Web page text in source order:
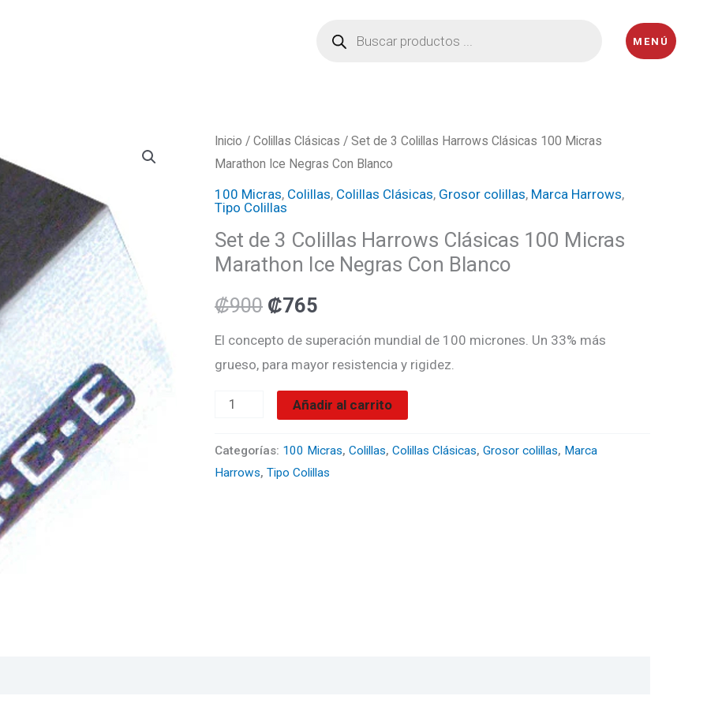
productos
MENÚ
Inicio / Colillas Clásicas / Set de 3 Colillas Harrows Clásicas 100 Micras
Marathon Ice Negras Con Blanco
100 Micras, Colillas, Colillas Clásicas, Grosor colillas, Marca Harrows,
Tipo Colillas
Set de 3 Colillas Harrows Clásicas 100 Micras
Marathon Ice Negras Con Blanco
₡900
El
precio
era:
₡900.
₡765
El
precio
es:
El concepto de superación mundial de 100 micrones. Un 33% más
grueso, para mayor resistencia y rigidez.
Set
de
3
Colillas
Harrows
Clásicas
Micras
Marathon
Ice
Con
cantidad
Añadir al carrito
Categorías: 100 Micras, Colillas, Colillas Clásicas, Grosor colillas, Marca
Harrows, Tipo Colillas